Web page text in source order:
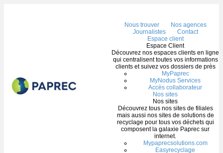
Nous trouver
Nos agences
Journalistes
Contact
Espace client
Espace Client
Découvrez nos espaces clients en ligne
qui centralisent toutes vos informations
clients et suivez vos dossiers de près
MyPaprec
MyNodus Services
Accès collaborateur
Nos sites
Nos sites
Découvrez tous nos sites de filiales
mais aussi nos sites de solutions de
recyclage pour tous vos déchets qui
composent la galaxie Paprec sur
internet.
Mypaprecsolutions.com
Easyrecyclage